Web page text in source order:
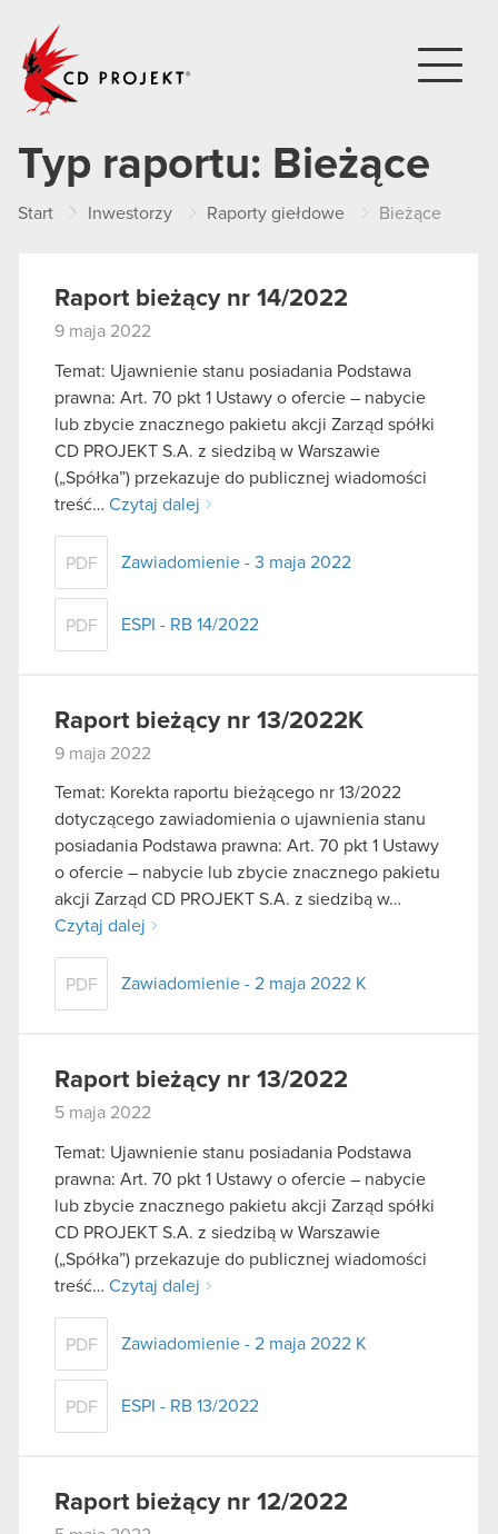
Typ raportu: Bieżące
Start Inwestorzy Raporty giełdowe Bieżące
Raport bieżący nr 14/2022
9 maja 2022
Temat: Ujawnienie stanu posiadania Podstawa
prawna: Art. 70 pkt 1 Ustawy o ofercie – nabycie
lub zbycie znacznego pakietu akcji Zarząd spółki
CD PROJEKT S.A. z siedzibą w Warszawie
(„Spółka”) przekazuje do publicznej wiadomości
treść… Czytaj dalej
PDF Zawiadomienie - 3 maja 2022
PDF ESPI - RB 14/2022
Raport bieżący nr 13/2022K
9 maja 2022
Temat: Korekta raportu bieżącego nr 13/2022
dotyczącego zawiadomienia o ujawnienia stanu
posiadania Podstawa prawna: Art. 70 pkt 1 Ustawy
o ofercie – nabycie lub zbycie znacznego pakietu
akcji Zarząd CD PROJEKT S.A. z siedzibą w…
Czytaj dalej
PDF Zawiadomienie - 2 maja 2022 K
Raport bieżący nr 13/2022
5 maja 2022
Temat: Ujawnienie stanu posiadania Podstawa
prawna: Art. 70 pkt 1 Ustawy o ofercie – nabycie
lub zbycie znacznego pakietu akcji Zarząd spółki
CD PROJEKT S.A. z siedzibą w Warszawie
(„Spółka”) przekazuje do publicznej wiadomości
treść… Czytaj dalej
PDF Zawiadomienie - 2 maja 2022 K
PDF ESPI - RB 13/2022
Raport bieżący nr 12/2022